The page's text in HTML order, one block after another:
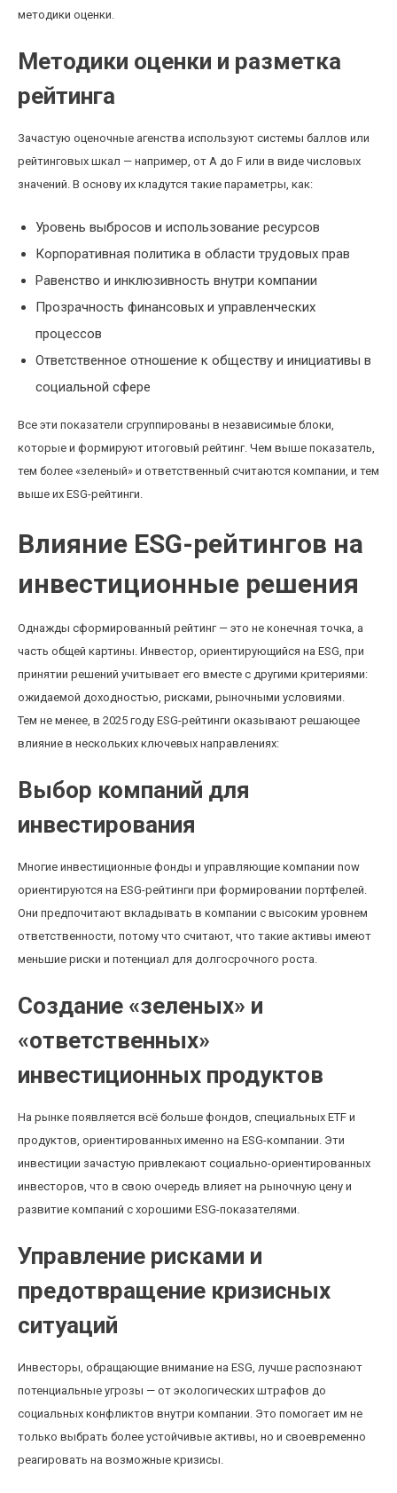
методики оценки.
Методики оценки и разметка
рейтинга
Зачастую оценочные агенства используют системы баллов или
рейтинговых шкал — например, от A до F или в виде числовых
значений. В основу их кладутся такие параметры, как:
Уровень выбросов и использование ресурсов
Корпоративная политика в области трудовых прав
Равенство и инклюзивность внутри компании
Прозрачность финансовых и управленческих
процессов
Ответственное отношение к обществу и инициативы в
социальной сфере
Все эти показатели сгруппированы в независимые блоки,
которые и формируют итоговый рейтинг. Чем выше показатель,
тем более «зеленый» и ответственный считаются компании, и тем
выше их ESG-рейтинги.
Влияние ESG-рейтингов на
инвестиционные решения
Однажды сформированный рейтинг — это не конечная точка, а
часть общей картины. Инвестор, ориентирующийся на ESG, при
принятии решений учитывает его вместе с другими критериями:
ожидаемой доходностью, рисками, рыночными условиями.
Тем не менее, в 2025 году ESG-рейтинги оказывают решающее
влияние в нескольких ключевых направлениях:
Выбор компаний для
инвестирования
Многие инвестиционные фонды и управляющие компании now
ориентируются на ESG-рейтинги при формировании портфелей.
Они предпочитают вкладывать в компании с высоким уровнем
ответственности, потому что считают, что такие активы имеют
меньшие риски и потенциал для долгосрочного роста.
Создание «зеленых» и
«ответственных»
инвестиционных продуктов
На рынке появляется всё больше фондов, специальных ETF и
продуктов, ориентированных именно на ESG-компании. Эти
инвестиции зачастую привлекают социально-ориентированных
инвесторов, что в свою очередь влияет на рыночную цену и
развитие компаний с хорошими ESG-показателями.
Управление рисками и
предотвращение кризисных
ситуаций
Инвесторы, обращающие внимание на ESG, лучше распознают
потенциальные угрозы — от экологических штрафов до
социальных конфликтов внутри компании. Это помогает им не
только выбрать более устойчивые активы, но и своевременно
реагировать на возможные кризисы.